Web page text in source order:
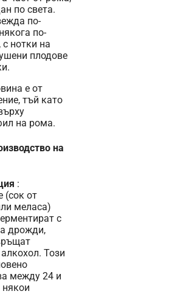
по света.
по-
по-
нотки на
плодове
е от
тъй като
на рома.
на
:
(сок от
меласа)
с
дрожди,
Този
между 24 и
някои